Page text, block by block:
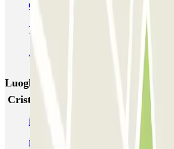
Garage Paullo - Corso XXII Marzo
TREPI - Stazione Lambrate San
Autosilo Diaz Autosilo San Marco
Luoghi ed eventi che potrebbero
Cristal - Stazione Centrale
Parcheggi alla stazione di metro di Caiazzo
Prenota parcheggio vicino a Viale Brianza